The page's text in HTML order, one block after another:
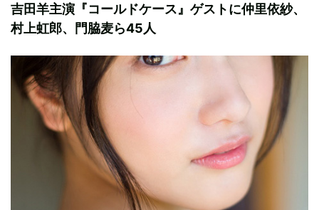
吉田羊主演『コールドケース』ゲストに仲里依紗、
村上虹郎、門脇麦ら45人